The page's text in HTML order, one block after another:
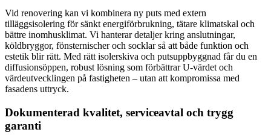
Vid renovering kan vi kombinera ny puts med extern
tilläggsisolering för sänkt energiförbrukning, tätare klimatskal och
bättre inomhusklimat. Vi hanterar detaljer kring anslutningar,
köldbryggor, fönsternischer och socklar så att både funktion och
estetik blir rätt. Med rätt isolerskiva och putsuppbyggnad får du en
diffusionsöppen, robust lösning som förbättrar U-värdet och
värdeutvecklingen på fastigheten – utan att kompromissa med
fasadens uttryck.
Dokumenterad kvalitet, serviceavtal och trygg
garanti